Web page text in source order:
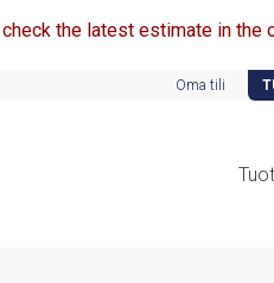
the latest estimate in the
Oma tili